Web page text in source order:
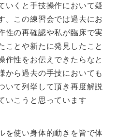
いくと手技操作において疑
。この練習会では過去にお
性の再確認や私が臨床で実
ことや新たに発見したこと
作性をお伝えできたらなと
から過去の手技においても
いて列挙して頂き再度解説
いこうと思っています
を使い身体的動きを皆で体